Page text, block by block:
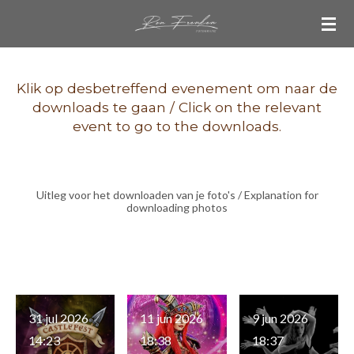
de
hoofdinhoud
Klik op desbetreffend evenement om naar de
downloads te gaan / Click on the relevant
event to go to the downloads.
Uitleg voor het downloaden van je foto's / Explanation for
downloading photos
31 jul 2026
14:23
11 jun 2026
18:38
9 jun 2026
18:37